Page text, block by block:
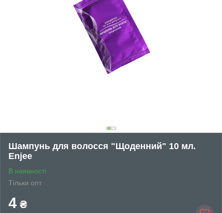
Шампунь для волосся "Щоденний" 10 мл.
Enjee
В наявності
Тільки опт
4 ₴